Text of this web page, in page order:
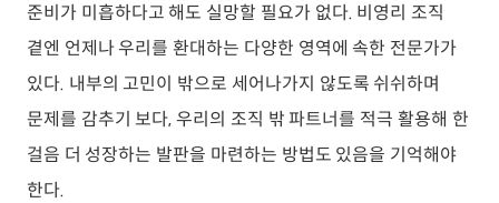
준비가 미흡하다고 해도 실망할 필요가 없다. 비영리 조직
곁엔 언제나 우리를 환대하는 다양한 영역에 속한 전문가가
있다. 내부의 고민이 밖으로 세어나가지 않도록 쉬쉬하며
문제를 감추기 보다, 우리의 조직 밖 파트너를 적극 활용해 한
걸음 더 성장하는 발판을 마련하는 방법도 있음을 기억해야
한다.